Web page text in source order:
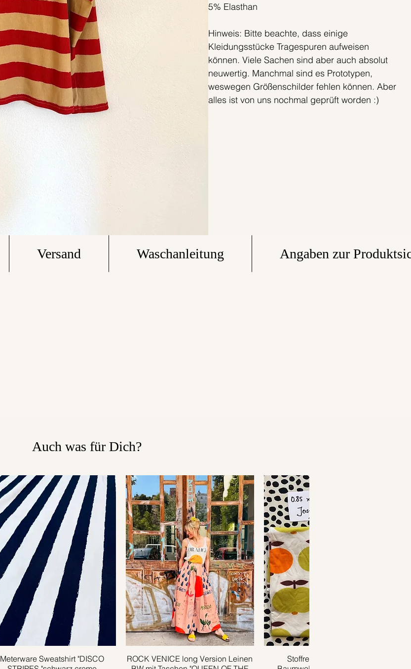
5% Elasthan
Hinweis: Bitte beachte, dass einige
Kleidungsstücke Tragespuren aufweisen
können. Viele Sachen sind aber auch absolut
neuwertig. Manchmal sind es Prototypen,
weswegen Größenschilder fehlen können. Aber
alles ist von uns nochmal geprüft worden :)
Versand Waschanleitung Angaben zur
Auch was für Dich?
Schnellansicht
Meterware Sweatshirt "DISCO
Schnellansicht
ROCK VENICE long Version Leinen
Schnellansicht
Stoffrest 0.85m x 0.35m